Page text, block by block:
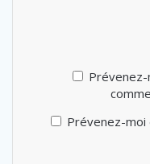
Prévenez-moi